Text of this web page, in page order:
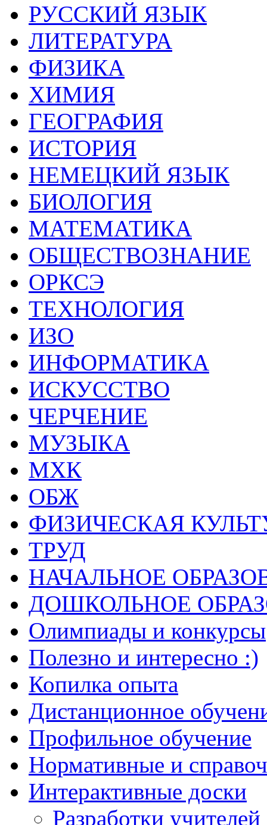
РУССКИЙ ЯЗЫК
ЛИТЕРАТУРА
ФИЗИКА
ХИМИЯ
ГЕОГРАФИЯ
ИСТОРИЯ
НЕМЕЦКИЙ ЯЗЫК
БИОЛОГИЯ
МАТЕМАТИКА
ОБЩЕСТВОЗНАНИЕ
ОРКСЭ
ТЕХНОЛОГИЯ
ИЗО
ИНФОРМАТИКА
ИСКУССТВО
ЧЕРЧЕНИЕ
МУЗЫКА
МХК
ОБЖ
ФИЗИЧЕСКАЯ
ТРУД
НАЧАЛЬНОЕ
ДОШКОЛЬНОЕ
Олимпиады и конкурсы
Полезно и интересно :)
Копилка опыта
Дистанционное
Профильное обучение
Нормативные и
Интерактивные доски
Разработки учителей